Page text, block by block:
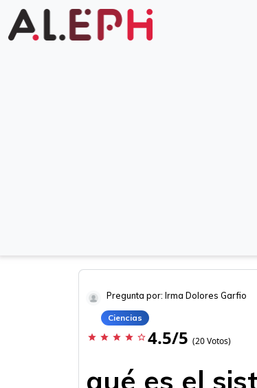
Pregunta por: Irma Dolores Garfio
Ciencias
star star star star star_border 4.5/5 (20 Votos)
qué es el